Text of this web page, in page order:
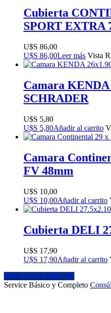
Cubierta
SPORT EXTRA
$
86,00
$
86,00Leer más Vista
Camara KENDA
SCHRADER
$
5,80
$
5,80Añadir al carrito
Camara
FV 48mm
$
10,00
$
10,00Añadir al carrito
Cubierta DELI
$
17,90
$
17,90Añadir al carrito
Share Tweet Share Pin
Service Básico y Completo